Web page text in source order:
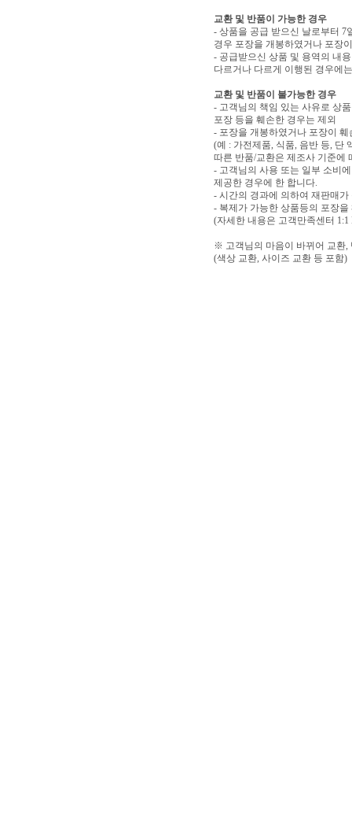
교환 및 반품이 가능한 경우
- 상품을 공급 받으신 날로부터 7
경우 포장을 개봉하였거나 포장
- 공급받으신 상품 및 용역의 내
다르거나 다르게 이행된 경우에
교환 및 반품이 불가능한 경우
- 고객님의 책임 있는 사유로 상
포장 등을 훼손한 경우는 제외
- 포장을 개봉하였거나 포장이
(예 : 가전제품, 식품, 음반 등, 단
따른 반품/교환은 제조사 기준에
- 고객님의 사용 또는 일부 소비
제공한 경우에 한 합니다.
- 시간의 경과에 의하여 재판매
- 복제가 가능한 상품등의 포장을
(자세한 내용은 고객만족센터
※ 고객님의 마음이 바뀌어 교환,
(색상 교환, 사이즈 교환 등 포함)